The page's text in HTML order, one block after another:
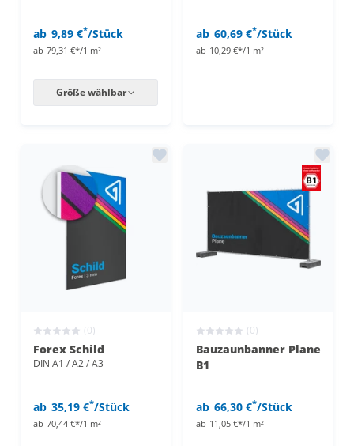
ab 9,89 €*/Stück
ab 79,31 €*/1 m²
Größe wählbar
ab 60,69 €*/Stück
ab 10,29 €*/1 m²
(0)
Forex Schild
DIN A1 / A2 / A3
ab 35,19 €*/Stück
ab 70,44 €*/1 m²
(0)
Bauzaunbanner Plane
B1
ab 66,30 €*/Stück
ab 11,05 €*/1 m²